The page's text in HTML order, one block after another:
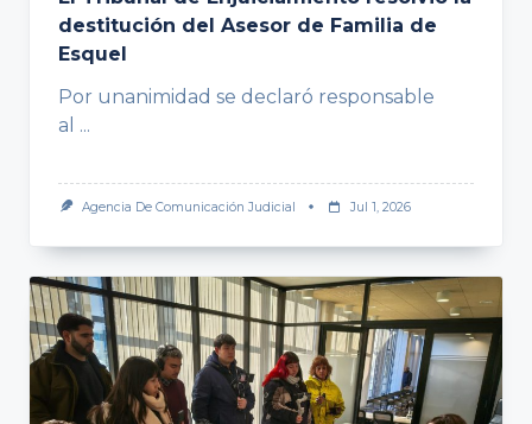
destitución del Asesor de Familia de
Esquel
Por unanimidad se declaró responsable
al ...
Agencia De Comunicación Judicial Jul 1, 2026